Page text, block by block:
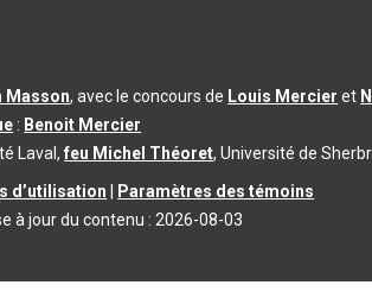
Masson, avec le concours de Louis Mercier et
: Benoit Mercier
Laval,feu Michel Théoret, Université de
d’utilisation
Paramètres des témoins
à jour du contenu : 2026-08-03